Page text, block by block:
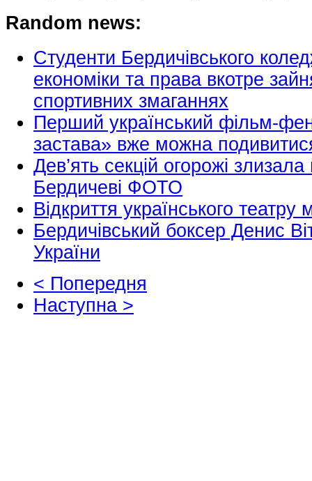
Random news:
Студенти Бердичівського
економіки та права вкотре
спортивних змаганнях
Перший український фільм-
застава» вже можна
Дев’ять секцій огорожі
Бердичеві ФОТО
Відкриття українського театру
Бердичівський боксер Денис
України
< Попередня
Наступна >